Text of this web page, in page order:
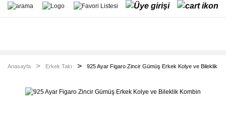
Anasayfa Erkek Takı 925 Ayar Figaro Zincir Gümüş Erkek Kolye ve Bileklik